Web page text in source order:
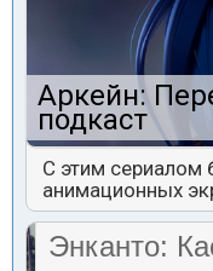
Аркейн:
подкаст
С этим сериалом
анимационных
Энканто: